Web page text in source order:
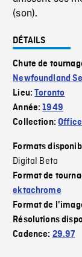
(son).
DÉTAILS
Chute de
Newfoundland
Lieu:Toronto
Année:1949
Collection:
Formats
Digital Beta
Format de
ektachrome
Format de
Résolutions
Cadence: 29.97